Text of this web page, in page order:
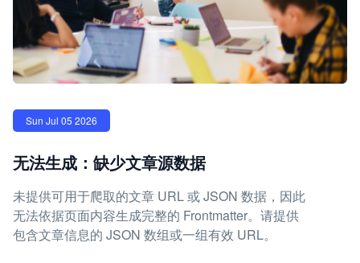
Sun Jul 05 2026
无法生成：缺少文章源数据
未提供可用于爬取的文章 URL 或 JSON 数据，因此
无法依据页面内容生成完整的 Frontmatter。请提供
包含文章信息的 JSON 数组或一组有效 URL。